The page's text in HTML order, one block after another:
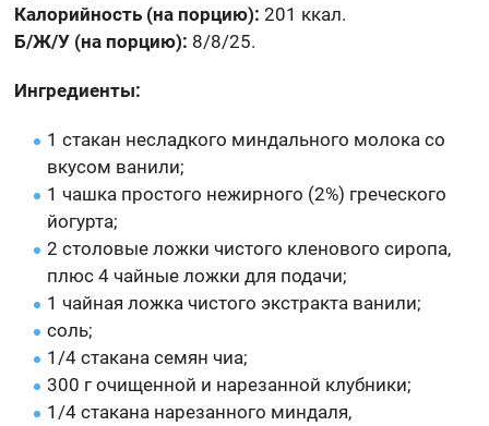
Калорийность (на порцию): 201 ккал.
Б/Ж/У (на порцию): 8/8/25.
Ингредиенты:
1 стакан несладкого миндального молока со
вкусом ванили;
1 чашка простого нежирного (2%) греческого
йогурта;
2 столовые ложки чистого кленового сиропа,
плюс 4 чайные ложки для подачи;
1 чайная ложка чистого экстракта ванили;
соль;
1/4 стакана семян чиа;
300 г очищенной и нарезанной клубники;
1/4 стакана нарезанного миндаля,